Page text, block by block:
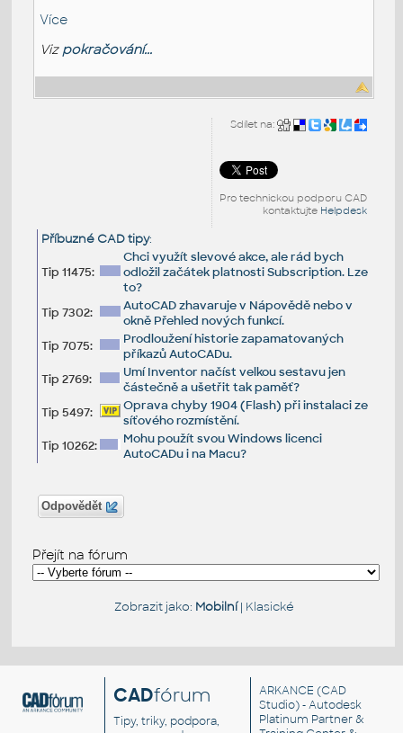
Více
Viz pokračování...
Sdílet na:
Pro technickou podporu CAD
kontaktujte Helpdesk
Příbuzné CAD tipy:
Tip 11475:
Chci využít slevové akce, ale rád bych
odložil začátek platnosti Subscription. Lze
to?
Tip 7302:
AutoCAD zhavaruje v Nápovědě nebo v
okně Přehled nových funkcí.
Tip 7075:
Prodloužení historie zapamatovaných
příkazů AutoCADu.
Tip 2769:
Umí Inventor načíst velkou sestavu jen
částečně a ušetřit tak paměť?
Tip 5497:
Oprava chyby 1904 (Flash) při instalaci ze
síťového rozmístění.
Tip 10262:
Mohu použít svou Windows licenci
AutoCADu i na Macu?
Odpovědět
Přejít na fórum
Zobrazit jako: Mobilní| Klasické
CADfórum
Tipy, triky, podpora,
ARKANCE (CAD
Studio) - Autodesk
Platinum Partner &